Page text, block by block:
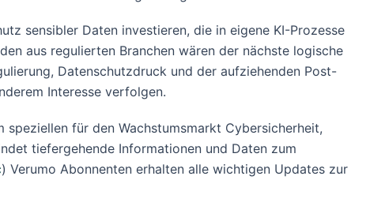
sensibler Daten investieren, die in eigene KI-Prozesse
aus regulierten Branchen wären der nächste logische
Datenschutzdruck und der aufziehenden Post-
Interesse verfolgen.
für den Wachstumsmarkt Cybersicherheit,
tiefergehende Informationen und Daten zum
) Verumo Abonnenten erhalten alle wichtigen Updates zur